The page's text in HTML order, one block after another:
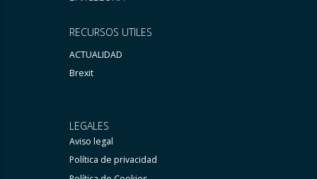
RECURSOS UTILES
ACTUALIDAD
Brexit
LEGALES
Aviso legal
Política de privacidad